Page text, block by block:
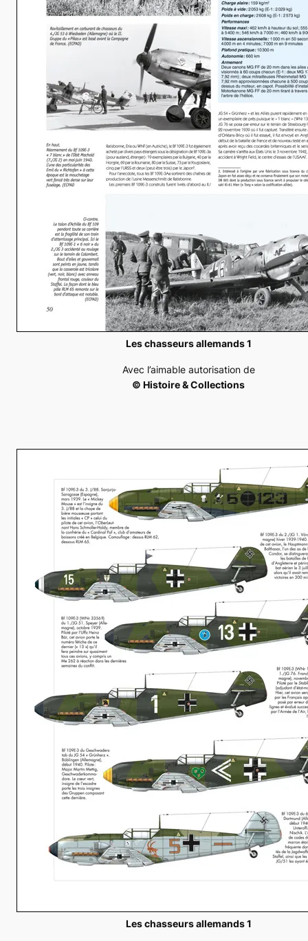
Les chasseurs allemands 1
Avec l’aimable autorisation de
© Histoire & Collections
Les chasseurs allemands 1